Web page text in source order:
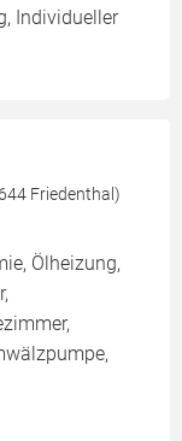
Individueller
Friedenthal)
Ölheizung,